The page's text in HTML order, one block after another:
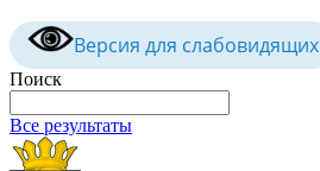
Версия для слабовидящих
Поиск
Все результаты